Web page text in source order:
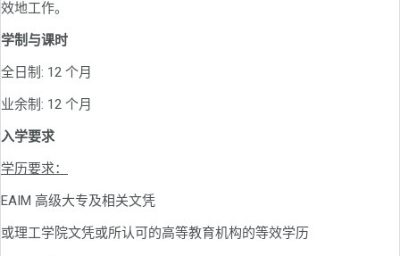
效地工作。
学制与课时
全日制: 12 个月
业余制: 12 个月
入学要求
学历要求：
EAIM 高级大专及相关文凭
或理工学院文凭或所认可的高等教育机构的等效学历